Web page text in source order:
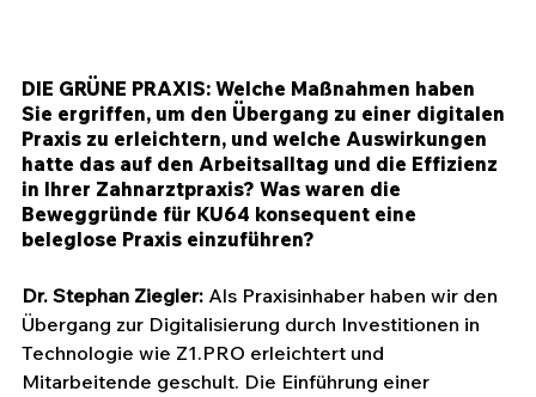
DIE GRÜNE PRAXIS: Welche Maßnahmen haben
Sie ergriffen, um den Übergang zu einer digitalen
Praxis zu erleichtern, und welche Auswirkungen
hatte das auf den Arbeitsalltag und die Effizienz
in Ihrer Zahnarztpraxis? Was waren die
Beweggründe für KU64 konsequent eine
beleglose Praxis einzuführen?
Dr. Stephan Ziegler: Als Praxisinhaber haben wir den
Übergang zur Digitalisierung durch Investitionen in
Technologie wie Z1.PRO erleichtert und
Mitarbeitende geschult. Die Einführung einer